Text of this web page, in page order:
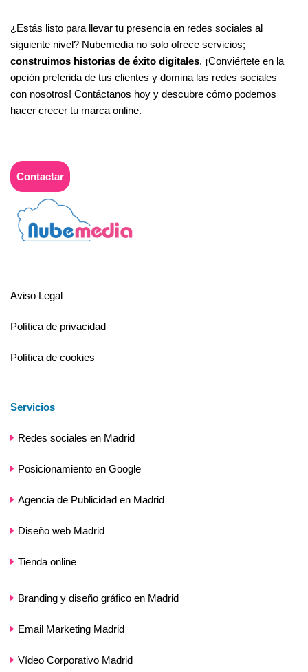
¿Estás listo para llevar tu presencia en redes sociales al
siguiente nivel? Nubemedia no solo ofrece servicios;
construimos historias de éxito digitales. ¡Conviértete en la
opción preferida de tus clientes y domina las redes sociales
con nosotros! Contáctanos hoy y descubre cómo podemos
hacer crecer tu marca online.
Contactar
Aviso Legal
Política de privacidad
Política de cookies
Servicios
Redes sociales en Madrid
Posicionamiento en Google
Agencia de Publicidad en Madrid
Diseño web Madrid
Tienda online
Branding y diseño gráfico en Madrid
Email Marketing Madrid
Vídeo Corporativo Madrid